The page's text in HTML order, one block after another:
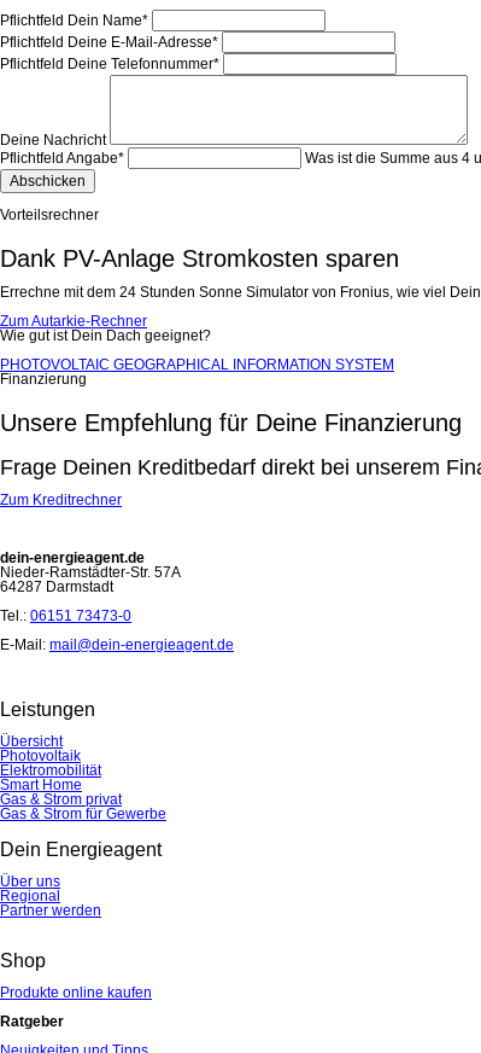
Pflichtfeld Dein Name*
Pflichtfeld Deine E-Mail-Adresse*
Pflichtfeld Deine Telefonnummer*
Deine Nachricht
Pflichtfeld Angabe*
Was ist die Summe aus 4
Abschicken
Vorteilsrechner
Dank PV-Anlage Stromkosten sparen
Errechne mit dem 24 Stunden Sonne Simulator von Fronius, wie viel
Zum Autarkie-Rechner
Wie gut ist Dein Dach geeignet?
PHOTOVOLTAIC GEOGRAPHICAL INFORMATION SYSTEM
Finanzierung
Unsere Empfehlung für Deine Finanzierung
Frage Deinen Kreditbedarf direkt bei unserem
Zum Kreditrechner
dein-energieagent.de
Nieder-Ramstädter-Str. 57A
64287 Darmstadt
Tel.: 06151 73473-0
E-Mail: mail@dein-energieagent.de
Leistungen
Übersicht
Photovoltaik
Elektromobilität
Smart Home
Gas & Strom privat
Gas & Strom für Gewerbe
Dein Energieagent
Über uns
Regional
Partner werden
Shop
Produkte online kaufen
Ratgeber